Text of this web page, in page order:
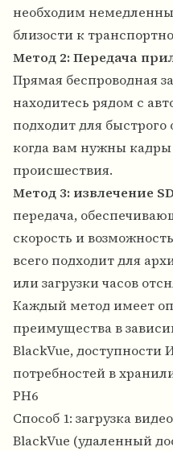
необходим
близости к
Метод 2: Передача
Прямая беспроводная
находитесь рядом с
подходит для
когда вам нужны кадры
происшествия.
Метод 3: извлечение
передача,
скорость и
всего подходит для
или загрузки часов
Каждый метод имеет
преимущества в
BlackVue, доступности
потребностей в
PH6
Способ 1: загрузка
BlackVue (удаленный